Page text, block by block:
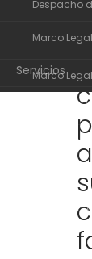
Despacho
Marco Legal
Transparencia
Comunidad
Despacho
Marco Legal
Servicios
Comunidad
31
AGO